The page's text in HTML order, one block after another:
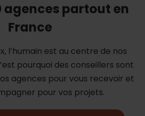
agences partout en
France
l’humain est au centre de nos
pourquoi des conseillers sont
agences pour vous recevoir et
pour vos projets.